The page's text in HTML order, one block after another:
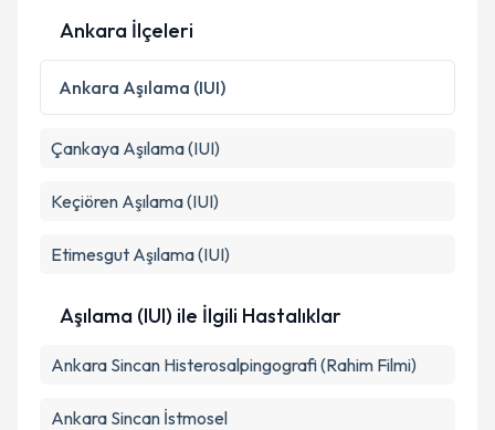
Kişisel verilerimin işlenmesine ilişkinAydınlatma
Metni
'ni okudum ve kişisel verilerimin belirtilen
kapsamda işlenmesini kabul ediyorum.
Ankara İlçeleri
Ankara Aşılama (IUI)
Çankaya Aşılama (IUI)
Keçiören Aşılama (IUI)
Etimesgut Aşılama (IUI)
Aşılama (IUI) ile İlgili Hastalıklar
Ankara Sincan Histerosalpingografi (Rahim Filmi)
Ankara Sincan İstmosel